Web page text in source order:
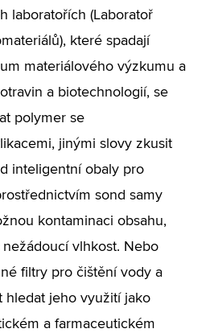
laboratořích (Laboratoř
které spadají
materiálového výzkumu a
a biotechnologií, se
polymer se
jinými slovy zkusit
inteligentní obaly pro
sond samy
kontaminaci obsahu,
vlhkost. Nebo
filtry pro čištění vody a
hledat jeho využití jako
a farmaceutickém